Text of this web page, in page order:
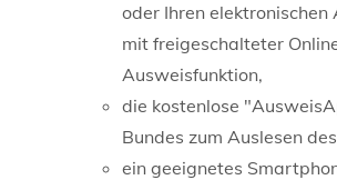
oder Ihren
mit freigeschalteter
Ausweisfunktion,
die kostenlose
Bundes zum Auslesen
ein geeignetes